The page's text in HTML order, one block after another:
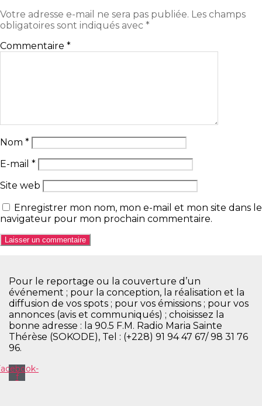
Votre adresse e-mail ne sera pas publiée. Les champs
obligatoires sont indiqués avec *
Commentaire *
Nom *
E-mail *
Site web
Enregistrer mon nom, mon e-mail et mon site dans le
navigateur pour mon prochain commentaire.
Pour le reportage ou la couverture d’un
événement ; pour la conception, la réalisation et la
diffusion de vos spots ; pour vos émissions ; pour vos
annonces (avis et communiqués) ; choisissez la
bonne adresse : la 90.5 F.M. Radio Maria Sainte
Thérèse (SOKODE), Tel : (+228) 91 94 47 67/ 98 31 76
96.
f